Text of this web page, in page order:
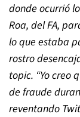
donde ocurrió
Roa, del FA,
lo que estaba
rostro
topic. “Yo creo
de fraude
reventando